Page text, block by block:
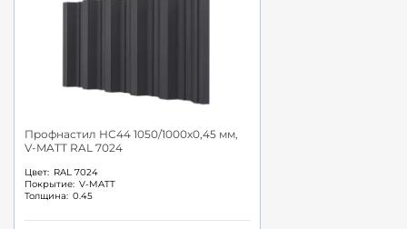
Профнастил НС44 1050/1000x0,45 мм,
V-MATT RAL 7024
Цвет: RAL 7024
Покрытие: V-MATT
Толщина: 0.45